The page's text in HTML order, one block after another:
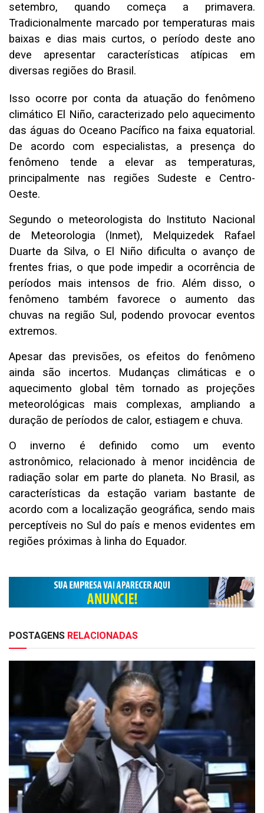
setembro, quando começa a primavera.
Tradicionalmente marcado por temperaturas mais
baixas e dias mais curtos, o período deste ano
deve apresentar características atípicas em
diversas regiões do Brasil.
Isso ocorre por conta da atuação do fenômeno
climático El Niño, caracterizado pelo aquecimento
das águas do Oceano Pacífico na faixa equatorial.
De acordo com especialistas, a presença do
fenômeno tende a elevar as temperaturas,
principalmente nas regiões Sudeste e Centro-
Oeste.
Segundo o meteorologista do Instituto Nacional
de Meteorologia (Inmet), Melquizedek Rafael
Duarte da Silva, o El Niño dificulta o avanço de
frentes frias, o que pode impedir a ocorrência de
períodos mais intensos de frio. Além disso, o
fenômeno também favorece o aumento das
chuvas na região Sul, podendo provocar eventos
extremos.
Apesar das previsões, os efeitos do fenômeno
ainda são incertos. Mudanças climáticas e o
aquecimento global têm tornado as projeções
meteorológicas mais complexas, ampliando a
duração de períodos de calor, estiagem e chuva.
O inverno é definido como um evento
astronômico, relacionado à menor incidência de
radiação solar em parte do planeta. No Brasil, as
características da estação variam bastante de
acordo com a localização geográfica, sendo mais
perceptíveis no Sul do país e menos evidentes em
regiões próximas à linha do Equador.
POSTAGENS RELACIONADAS